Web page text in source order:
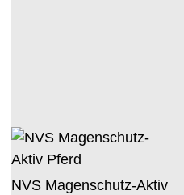
NVS Magenschutz-Aktiv